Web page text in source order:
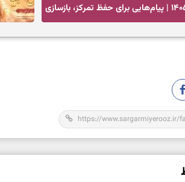
۱۴۰۵ | پیام‌هایی برای حفظ تمرکز، بازسازی